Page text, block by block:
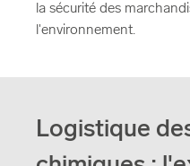
la sécurité des
l'environnement.
Logistique